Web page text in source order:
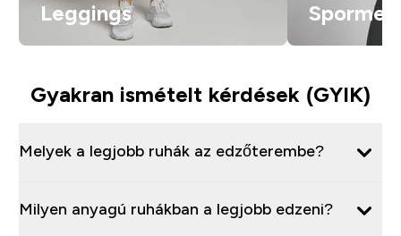
Leggings
Gyakran ismételt kérdések (GYIK)
Melyek a legjobb ruhák az edzőterembe?
Milyen anyagú ruhákban a legjobb edzeni?